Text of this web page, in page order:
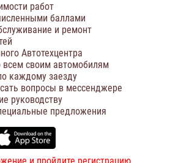
работ
баллами
и ремонт
Автотехцентра
всем своим автомобилям
каждому заезду
вопросы в мессенджере
руководству
предложения